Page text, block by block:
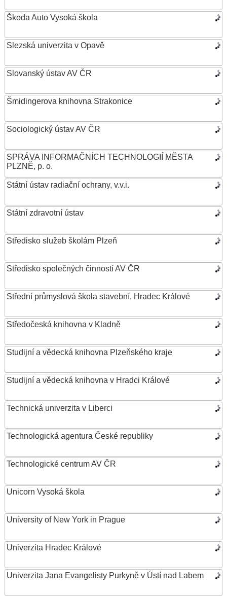
Škoda Auto Vysoká škola
Slezská univerzita v Opavě
Slovanský ústav AV ČR
Šmidingerova knihovna Strakonice
Sociologický ústav AV ČR
SPRÁVA INFORMAČNÍCH TECHNOLOGIÍ MĚSTA
PLZNĚ, p. o.
Státní ústav radiační ochrany, v.v.i.
Státní zdravotní ústav
Středisko služeb školám Plzeň
Středisko společných činností AV ČR
Střední průmyslová škola stavební, Hradec Králové
Středočeská knihovna v Kladně
Studijní a vědecká knihovna Plzeňského kraje
Studijní a vědecká knihovna v Hradci Králové
Technická univerzita v Liberci
Technologická agentura České republiky
Technologické centrum AV ČR
Unicorn Vysoká škola
University of New York in Prague
Univerzita Hradec Králové
Univerzita Jana Evangelisty Purkyně v Ústí nad Labem